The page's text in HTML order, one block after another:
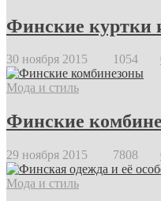
Финские куртки
30 ноября 2015 1054
Мода и стиль
Финские
29 ноября 2015 7808
Мода и стиль